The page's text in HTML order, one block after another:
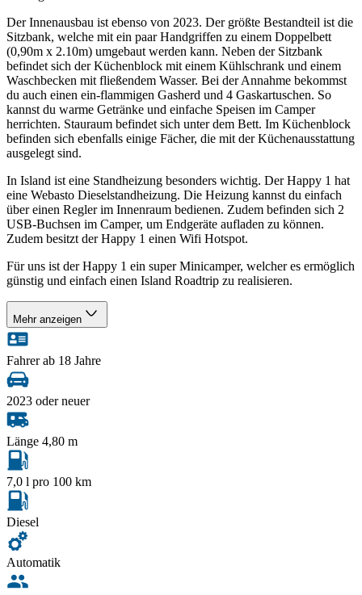
Der Innenausbau ist ebenso von 2023. Der größte Bestandteil ist die
Sitzbank, welche mit ein paar Handgriffen zu einem Doppelbett
(0,90m x 2.10m) umgebaut werden kann. Neben der Sitzbank
befindet sich der Küchenblock mit einem Kühlschrank und einem
Waschbecken mit fließendem Wasser. Bei der Annahme bekommst
du auch einen ein-flammigen Gasherd und 4 Gaskartuschen. So
kannst du warme Getränke und einfache Speisen im Camper
herrichten. Stauraum befindet sich unter dem Bett. Im Küchenblock
befinden sich ebenfalls einige Fächer, die mit der Küchenausstattung
ausgelegt sind.
In Island ist eine Standheizung besonders wichtig. Der Happy 1 hat
eine Webasto Dieselstandheizung. Die Heizung kannst du einfach
über einen Regler im Innenraum bedienen. Zudem befinden sich 2
USB-Buchsen im Camper, um Endgeräte aufladen zu können.
Zudem besitzt der Happy 1 einen Wifi Hotspot.
Für uns ist der Happy 1 ein super Minicamper, welcher es ermöglich
günstig und einfach einen Island Roadtrip zu realisieren.
Mehr anzeigen
Fahrer ab 18 Jahre
2023 oder neuer
Länge 4,80 m
7,0 l pro 100 km
Diesel
Automatik